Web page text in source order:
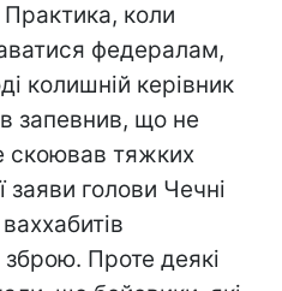
коли
федералам,
колишній керівник
запевнив, що не
скоював тяжких
заяви голови Чечні
Проте деякі